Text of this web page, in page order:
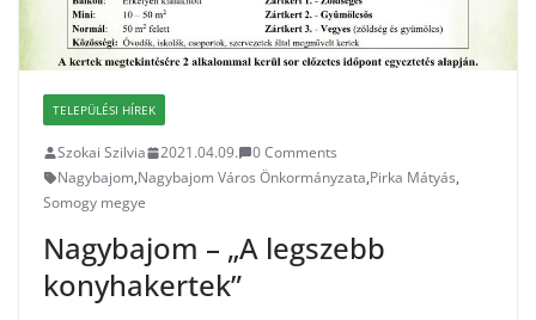
TELEPÜLÉSI HÍREK
Szokai Szilvia 2021.04.09.
0 Comments
Nagybajom,Nagybajom Város Önkormányzata,Pirka Mátyás,
Somogy megye
Nagybajom – „A legszebb
konyhakertek”